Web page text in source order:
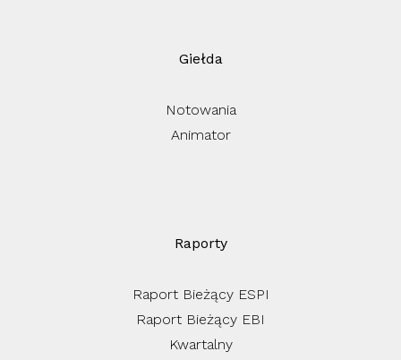
Giełda
Notowania
Animator
Raporty
Raport Bieżący ESPI
Raport Bieżący EBI
Kwartalny